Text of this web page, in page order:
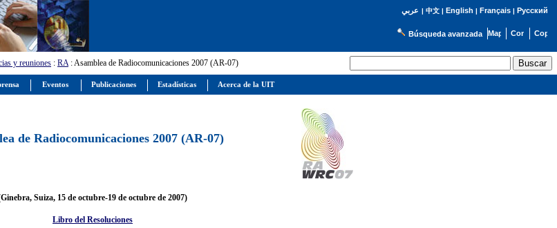
عربي | 中文| English | Français| Русский
Búsqueda avanzada
y reuniones : RA: Asamblea de Radiocomunicaciones 2007 (AR-07)
de Radiocomunicaciones 2007 (AR-07)
Suiza, 15 de octubre-19 de octubre de 2007)
Libro del Resoluciones
Eventos Publicaciones Estadísticas Acerca de la UIT